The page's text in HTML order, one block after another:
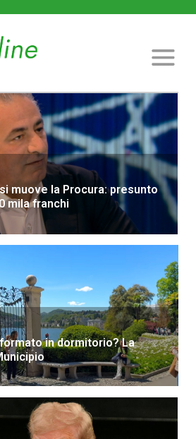
muove la Procura: presunto
mila franchi
in dormitorio? La